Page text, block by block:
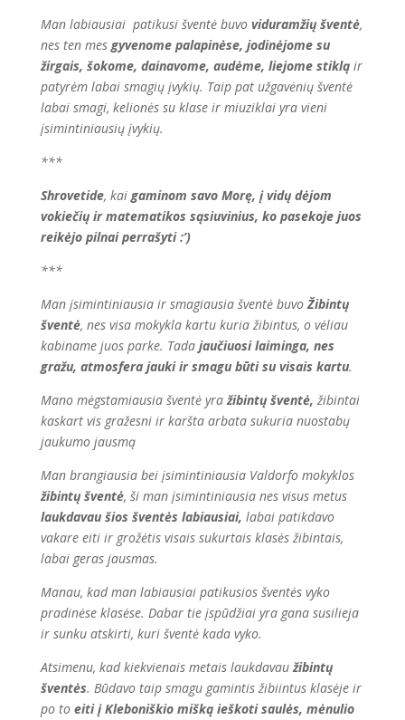
Man labiausiai patikusi šventė buvo viduramžių šventė,
nes ten mesgyvenome palapinėse, jodinėjome su
žirgais, šokome, dainavome, audėme, liejome stikląir
patyrėm labai smagių įvykių. Taip pat užgavėnių šventė
labai smagi, kelionės su klase ir miuziklai yra vieni
įsimintiniausių įvykių.
***
Shrovetide, kai gaminom savo Morę, į vidų dėjom
vokiečių ir matematikos sąsiuvinius, ko pasekoje juos
reikėjo pilnai perrašyti:’)
***
Man įsimintiniausia ir smagiausia šventė buvoŽibintų
šventė, nes visa mokykla kartu kuria žibintus, o vėliau
kabiname juos parke. Tada jaučiuosi laiminga, nes
gražu, atmosfera jauki ir smagu būti su visais kartu.
Mano mėgstamiausia šventė yražibintų šventė, žibintai
kaskart vis gražesni ir karšta arbata sukuria nuostabų
jaukumo jausmą
Man brangiausia bei įsimintiniausia Valdorfo mokyklos
žibintų šventė, ši man įsimintiniausia nes visus metus
laukdavau šios šventės labiausiai, labai patikdavo
vakare eiti ir grožėtis visais sukurtais klasės žibintais,
labai geras jausmas.
Manau, kad man labiausiai patikusios šventės vyko
pradinėse klasėse. Dabar tie įspūdžiai yra gana susilieja
ir sunku atskirti, kuri šventė kada vyko.
Atsimenu, kad kiekvienais metais laukdavaužibintų
šventės. Būdavo taip smagu gamintis žibiintus klasėje ir
po to eiti į Kleboniškio mišką ieškoti saulės, mėnulio